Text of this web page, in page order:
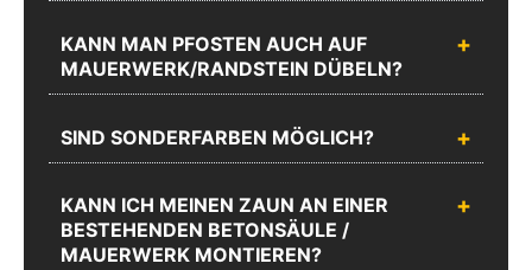
KANN MAN PFOSTEN AUCH AUF
MAUERWERK/RANDSTEIN DÜBELN?
SIND SONDERFARBEN MÖGLICH?
KANN ICH MEINEN ZAUN AN EINER
BESTEHENDEN BETONSÄULE /
MAUERWERK MONTIEREN?